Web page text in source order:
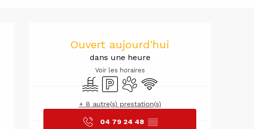
Ouvert aujourd'hui
dans une heure
Voir les horaires
PiscineParkingAnimaux acceptés
WiFi
+ 8 autre(s) prestation(s)
04 79 24 48 ▒▒